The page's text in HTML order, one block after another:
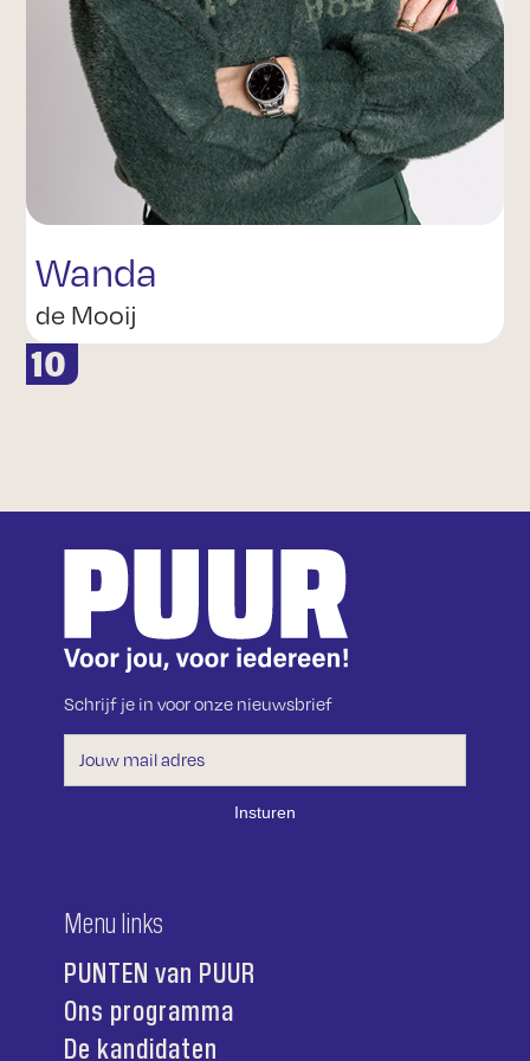
Wanda
de Mooij
10
Schrijf je in voor onze nieuwsbrief
Menu links
PUNTEN van PUUR
Ons programma
De kandidaten